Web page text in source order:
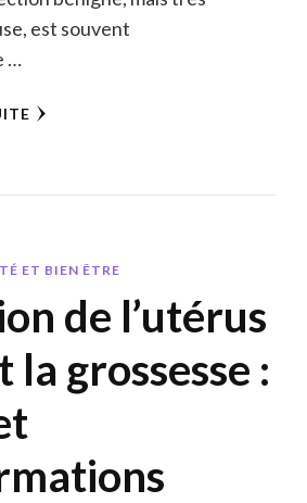
est souvent
…
ET BIEN ÊTRE
de l’utérus
la grossesse :